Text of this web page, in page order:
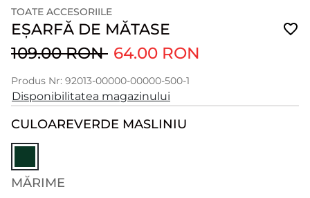
TOATE ACCESORIILE
EȘARFĂ DE MĂTASE
109.00 RON 64.00 RON
Produs Nr: 92013-00000-00000-500-1
Disponibilitatea magazinului
CULOAREVERDE MASLINIU
MĂRIME